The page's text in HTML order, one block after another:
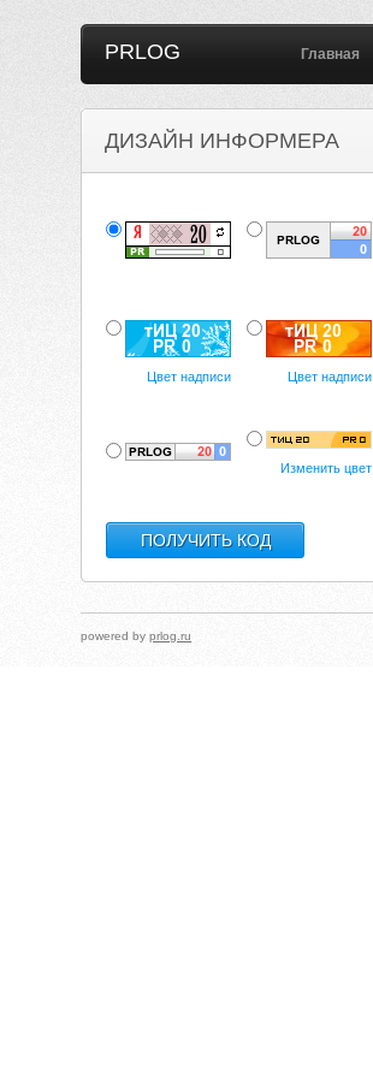
PRLOG Главная
ДИЗАЙН ИНФОРМЕРА
Цвет надписи Цвет надписи
Изменить цвет
powered byprlog.ru